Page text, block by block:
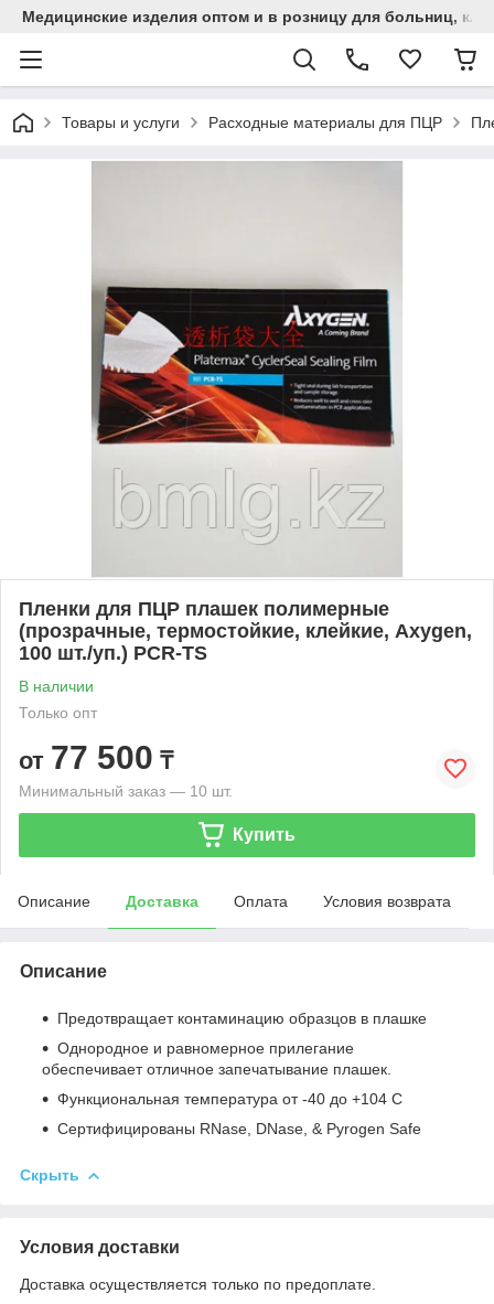
Медицинские изделия оптом и в розницу для больниц,
Товары и услуги Расходные материалы для ПЦР
Пленки для ПЦР плашек полимерные
(прозрачные, термостойкие, клейкие, Axygen,
100 шт./уп.) PCR-TS
В наличии
Только опт
от 77 500 ₸
Минимальный заказ — 10 шт.
Купить
Описание Доставка Оплата Условия возврата
Описание
Предотвращает контаминацию образцов в плашке
Однородное и равномерное прилегание
обеспечивает отличное запечатывание плашек.
Функциональная температура от -40 до +104 С
Сертифицированы RNase, DNase, & Pyrogen Safe
Скрыть
Условия доставки
Доставка осуществляется только по предоплате.